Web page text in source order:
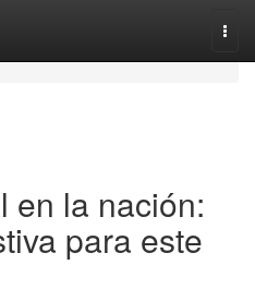
en la nación:
para este